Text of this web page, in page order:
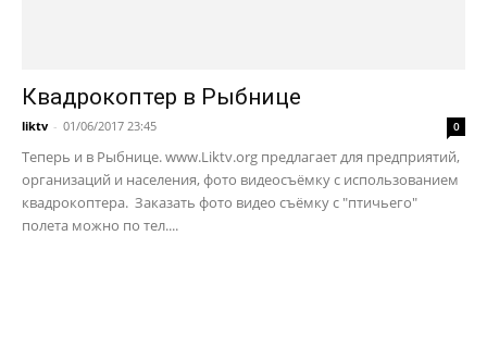
Квадрокоптер в Рыбнице
liktv - 01/06/2017 23:45 0
Теперь и в Рыбнице. www.Liktv.org предлагает для предприятий,
организаций и населения, фото видеосъёмку с использованием
квадрокоптера. Заказать фото видео съёмку с "птичьего"
полета можно по тел....